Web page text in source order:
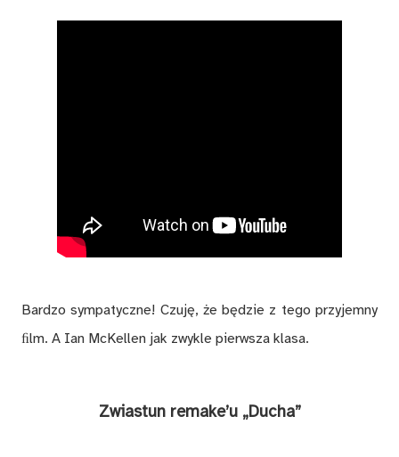
Bardzo sympatyczne! Czuję, że będzie z tego przyjemny
ﬁlm. A Ian McKellen jak zwykle pierwsza klasa.
Zwiastun remake’u „Ducha”